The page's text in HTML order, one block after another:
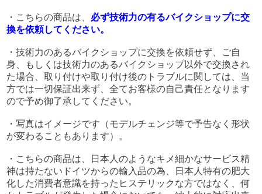
・こちらの商品は、 必ず技術力の有るバイクショップに交
換を依頼してください。
・技術力のあるバイクショップに交換を依頼せず、ご自
身、もしくは技術力のあるバイクショップ以外で交換され
た場合、取り付けや取り付け後のトラブルに関しては、当
方では一切保証出来ず、全てお客様の自己責任となります
ので予め御了承してください。
・写真はイメージです（モデルチェンジ等で予告なく形状
が変わることもあります）。
・こちらの商品は、日本人のようなキメ細かなサービス精
神は持たないドイツからの輸入品の為、日本人特有の肥大
化した消費者意識を持ったヒステリックな方ではなく、何